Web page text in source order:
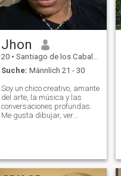
Jhon
20 • Santiago de los Caballeros, Santiago, Dom. Rep.
Suche: Männlich 21 - 30
Soy un chico creativo, amante
del arte, la música y las
conversaciones profundas.
Me gusta dibujar, ver
inglés, la estética cute y las
personas que saben dem